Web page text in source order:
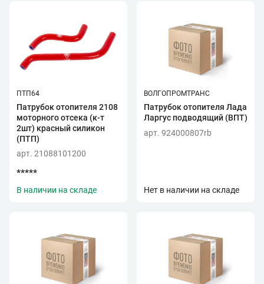
ПТП64
Патрубок отопителя 2108
моторного отсека (к-т
2шт) красный силикон
(ПТП)
арт. 21088101200
*****
В наличии на складе
ВОЛГОПРОМТРАНС
Патрубок отопителя Лада
Ларгус подводящий (ВПТ)
арт. 924000807rb
Нет в наличии на складе